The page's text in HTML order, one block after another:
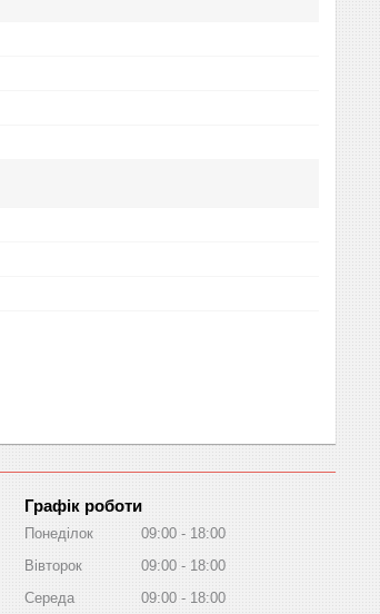
Графік роботи
Понеділок 09:00
18:00
Вівторок
09:00
18:00
Середа
09:00 18:00